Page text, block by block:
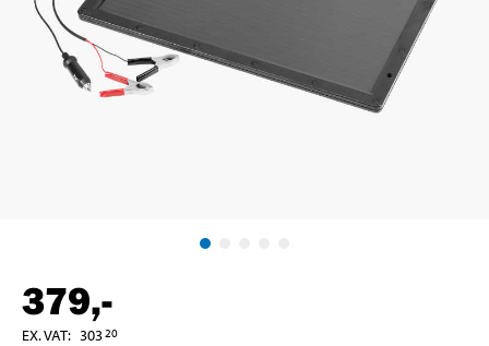
379,-
EX. VAT: 30320